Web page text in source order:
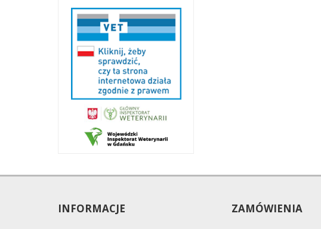
INFORMACJE ZAMÓWIENIA